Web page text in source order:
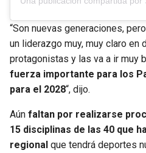
“Son nuevas generaciones,
un liderazgo muy, muy claro en
protagonistas y las va a ir muy
fuerza importante para los
para el 2028“, dijo.
Aún faltan por realizarse
15 disciplinas de las 40 que
regional que tendrá deportes